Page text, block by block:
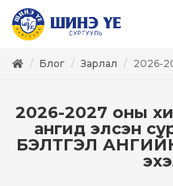
Блог Зарлал 2026-
2026-2027 оны
ангид элсэн
БЭЛТГЭЛ АНГИЙН